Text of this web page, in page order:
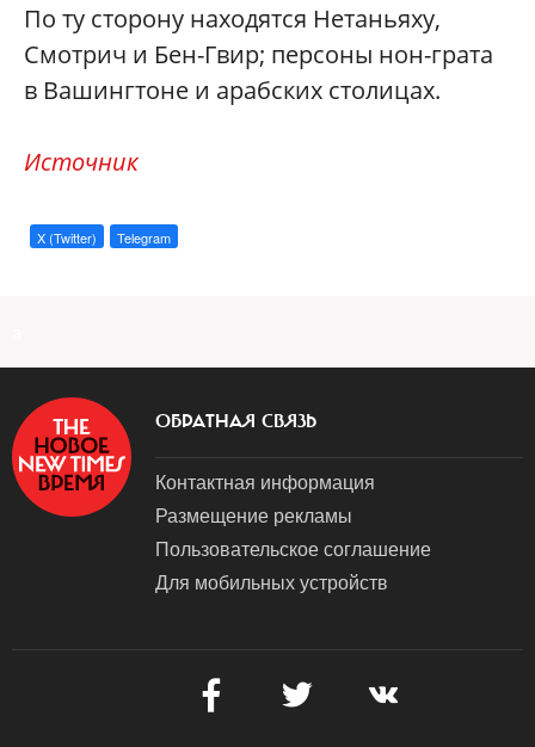
По ту сторону находятся Нетаньяху,
Смотрич и Бен-Гвир; персоны нон-грата
в Вашингтоне и арабских столицах.
Источник
X (Twitter) Telegram
ОБРАТНАЯ СВЯЗЬ
Контактная информация
Размещение рекламы
Пользовательское соглашение
Для мобильных устройств